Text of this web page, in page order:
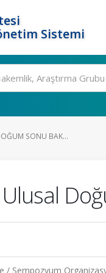
Sistemi
SONU BAK...
/ Sempozyum